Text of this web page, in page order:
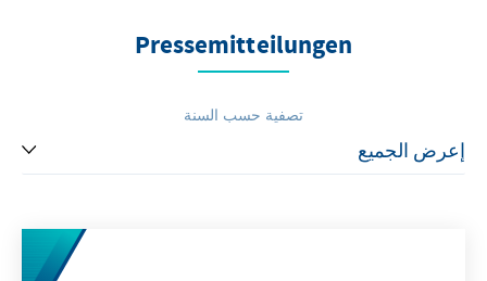
Pressemitteilungen
تصفية حسب السنة